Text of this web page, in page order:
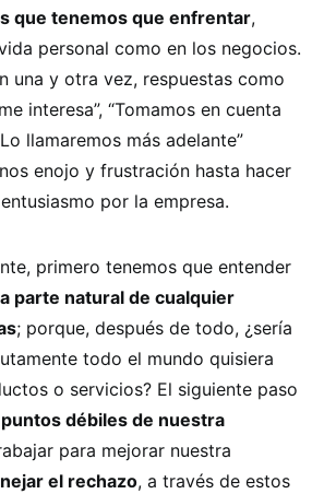
que tenemos que enfrentar,
personal como en los negocios.
una y otra vez, respuestas como
interesa”, “Tomamos en cuenta
llamaremos más adelante”
enojo y frustración hasta hacer
por la empresa.
primero tenemos que entender
parte natural de cualquier
; porque, después de todo, ¿sería
todo el mundo quisiera
o servicios? El siguiente paso
débiles de nuestra
para mejorar nuestra
el rechazo, a través de estos